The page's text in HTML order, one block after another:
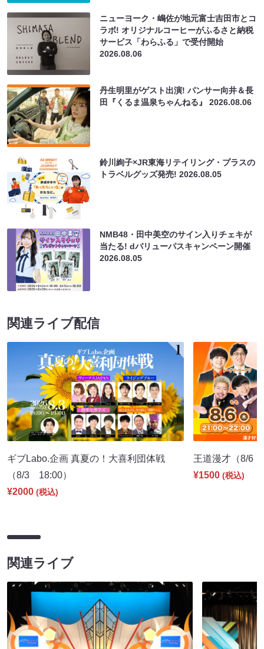
ニューヨーク・嶋佐が地元富士吉田市とコ
ラボ! オリジナルコーヒーがふるさと納税
サービス「わらふる」で受付開始
2026.08.06
丹生明里がゲスト出演! パンサー向井＆長
田『くるま温泉ちゃんねる』2026.08.06
鈴川絢子×JR東海リテイリング・プラスの
トラベルグッズ発売!2026.08.05
NMB48・田中美空のサイン入りチェキが
当たる! dバリューパスキャンペーン開催
2026.08.05
関連ライブ配信
ギブLabo.企画 真夏の！大喜利団体戦
（8/3 18:00）
¥2000 (税込)
王道漫才（8/6
¥1500 (税込)
関連ライブ